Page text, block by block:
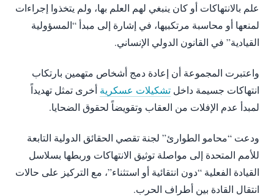
علم بالانتهاكات أو كان ينبغي لهم العلم بها، ولم يتخذوا إجراءات
لمنعها أو محاسبة مرتكبيها، في إشارة إلى مبدأ “المسؤولية
القيادية” في القانون الدولي الإنساني.
واعتبرت المجموعة أن إعادة دمج أشخاص متهمين بارتكاب
انتهاكات جسيمة داخل تشكيلات عسكرية أخرى تمثل تهديداً
لمبدأ عدم الإفلات من العقاب وتقويضاً لحقوق الضحايا.
ودعت “محامو الطوارئ” لجنة تقصي الحقائق الدولية التابعة
للأمم المتحدة إلى مواصلة توثيق الانتهاكات وربطها بسلاسل
القيادة الفعلية “دون انتقائية أو استثناء”، مع التركيز على حالات
انتقال القادة بين أطراف الحرب.